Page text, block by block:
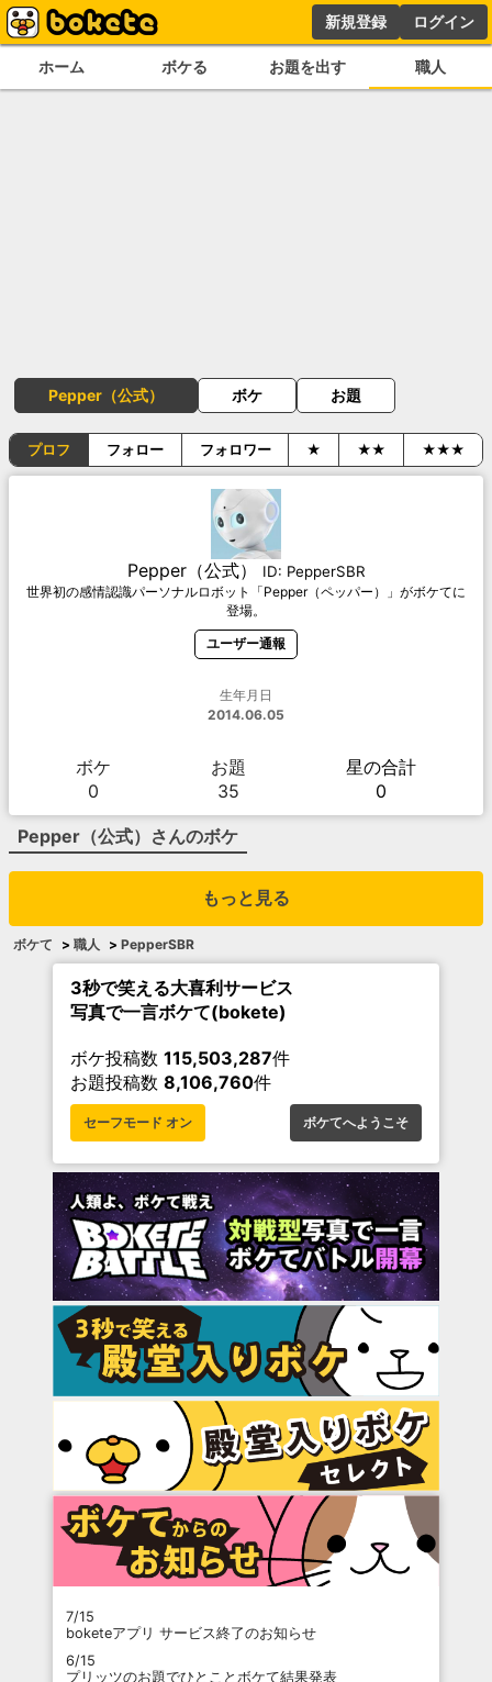
新規登録 ログイン
ホーム ボケる お題を出す 職人
Pepper（公式） ボケ お題
プロフ フォロー フォロワー ★ ★★ ★★★
Pepper（公式） ID: PepperSBR
世界初の感情認識パーソナルロボット「Pepper（ペッパー）」がボケてに
登場。
ユーザー通報
生年月日
2014.06.05
ボケ
0
お題
35
星の合計
0
Pepper（公式） さんのボケ
もっと見る
ボケて > 職人 > PepperSBR
3秒で笑える大喜利サービス
写真で一言ボケて(bokete)
ボケ投稿数 115,503,287件
お題投稿数 8,106,760件
セーフモード オン ボケてへようこそ
7/15
boketeアプリ サービス終了のお知らせ
6/15
プリッツのお題でひとことボケて結果発表